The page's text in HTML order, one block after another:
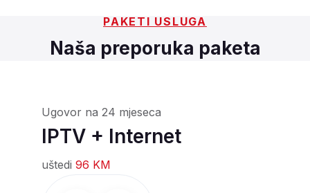
PAKETI USLUGA
Naša preporuka paketa
Ugovor na 24 mjeseca
IPTV + Internet
uštedi 96 KM